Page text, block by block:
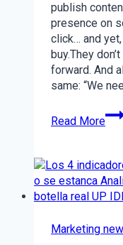
publish
presence on
click… and yet,
buy.They
forward. And
same: “We
Read More
it’s
Marketing